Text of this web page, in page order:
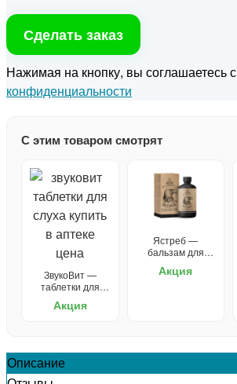
Сделать заказ
Нажимая на кнопку, вы соглашаетесь с
конфиденциальности
С этим товаром смотрят
ЗвукоВит —
таблетки для
Акция
Ястреб —
бальзам для
Акция
Описание